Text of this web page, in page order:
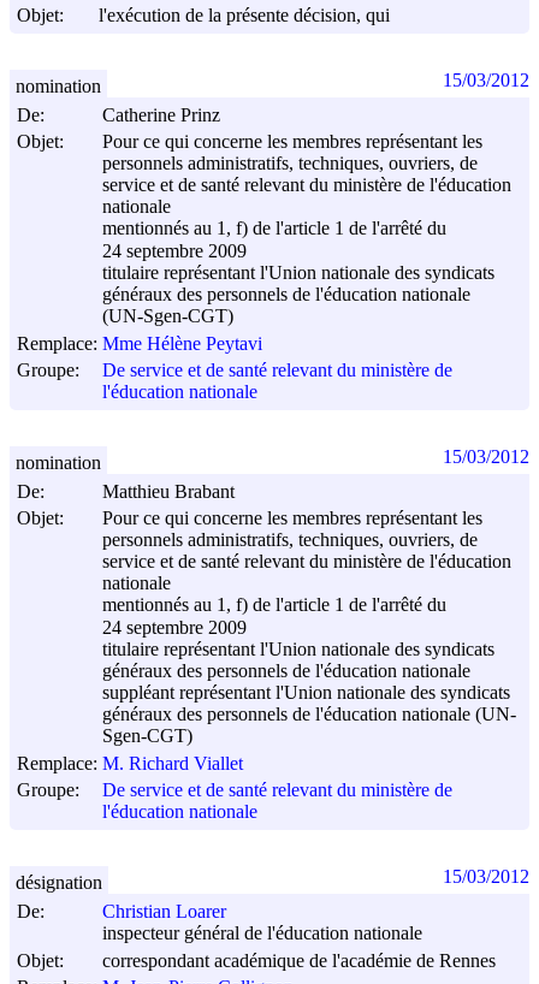
Objet:
l'exécution de la présente décision, qui
De:
Catherine Prinz
Objet:
Pour ce qui concerne les membres représentant les
personnels administratifs, techniques, ouvriers, de
service et de santé relevant du ministère de l'éducation
nationale
mentionnés au 1, f) de l'article 1 de l'arrêté du
24 septembre 2009
titulaire représentant l'Union nationale des syndicats
généraux des personnels de l'éducation nationale
(UN-Sgen-CGT)
Remplace: Mme Hélène Peytavi
Groupe:
De service et de santé relevant du ministère de
l'éducation nationale
nomination 15/03/2012
De:
Matthieu Brabant
Objet:
Pour ce qui concerne les membres représentant les
personnels administratifs, techniques, ouvriers, de
service et de santé relevant du ministère de l'éducation
nationale
mentionnés au 1, f) de l'article 1 de l'arrêté du
24 septembre 2009
titulaire représentant l'Union nationale des syndicats
généraux des personnels de l'éducation nationale
suppléant représentant l'Union nationale des syndicats
généraux des personnels de l'éducation nationale (UN-
Sgen-CGT)
Remplace: M. Richard Viallet
Groupe:
De service et de santé relevant du ministère de
l'éducation nationale
nomination 15/03/2012
De:
Christian Loarer
inspecteur général de l'éducation nationale
Objet:
correspondant académique de l'académie de Rennes
désignation 15/03/2012